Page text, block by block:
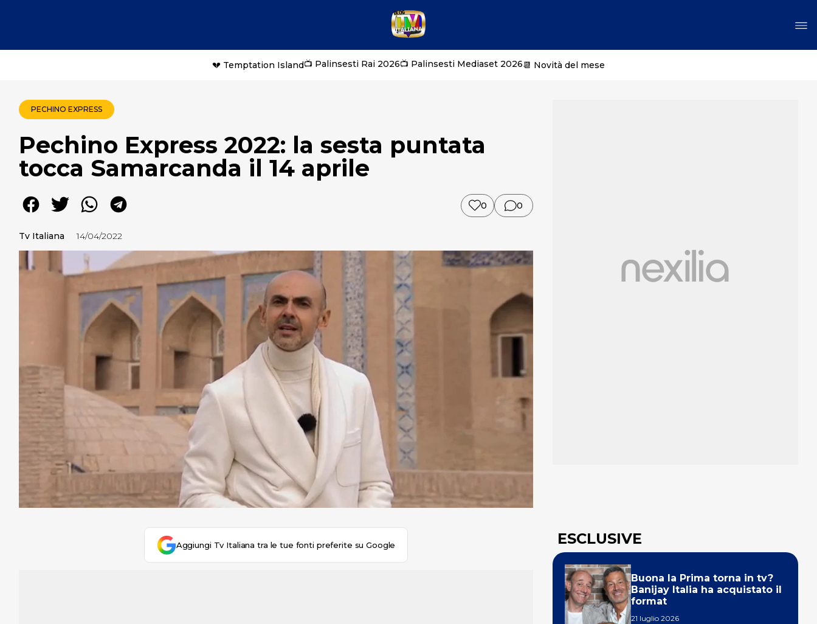
💔 Temptation Island📺 Palinsesti Rai 2026📺 Palinsesti Mediaset 2026📆 Novità del mese
PECHINO EXPRESS
Pechino Express 2022: la sesta puntata
tocca Samarcanda il 14 aprile
0 0
Tv Italiana 14/04/2022
Aggiungi Tv Italiana tra le tue fonti preferite su Google ESCLUSIVE
Buona la Prima torna in tv?
Banijay Italia ha acquistato il
format
21 luglio 2026